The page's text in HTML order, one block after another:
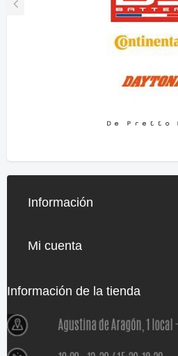
Información
Mi cuenta
Información de la tienda